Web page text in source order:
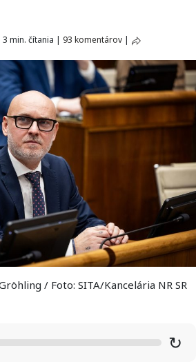
3 min. čítania | 93 komentárov |
/ Foto: SITA/Kancelária NR SR
↻